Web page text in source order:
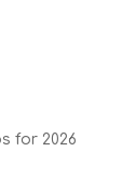
for 2026